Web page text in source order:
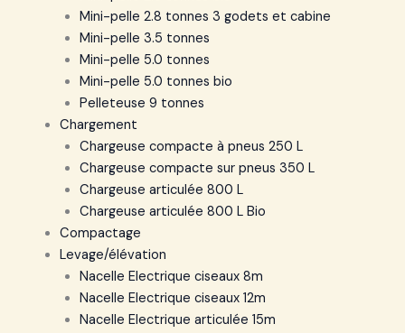
Mini-pelle 2.8 tonnes 3 godets et cabine
Mini-pelle 3.5 tonnes
Mini-pelle 5.0 tonnes
Mini-pelle 5.0 tonnes bio
Pelleteuse 9 tonnes
Chargement
Chargeuse compacte à pneus 250 L
Chargeuse compacte sur pneus 350 L
Chargeuse articulée 800 L
Chargeuse articulée 800 L Bio
Compactage
Levage/élévation
Nacelle Electrique ciseaux 8m
Nacelle Electrique ciseaux 12m
Nacelle Electrique articulée 15m